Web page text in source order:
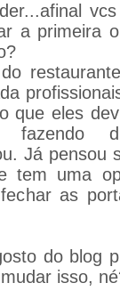
a primeira
que eles
Já pensou
tem uma
as
do blog
isso,